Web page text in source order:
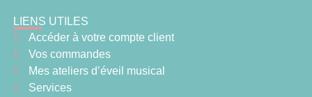
LIENS UTILES
Accéder à votre compte client
Vos commandes
Mes ateliers d’éveil musical
Services